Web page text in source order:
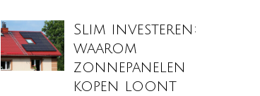
Slim investeren:
waarom
zonnepanelen
kopen loont